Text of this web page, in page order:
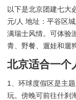
以下是北京团建七大
元/人 地址：平谷区
满瑞士风情。可体验
青、野餐、遛娃和遛
北京适合一个
1、环球度假区是主
玩。傍晚可前往什刹